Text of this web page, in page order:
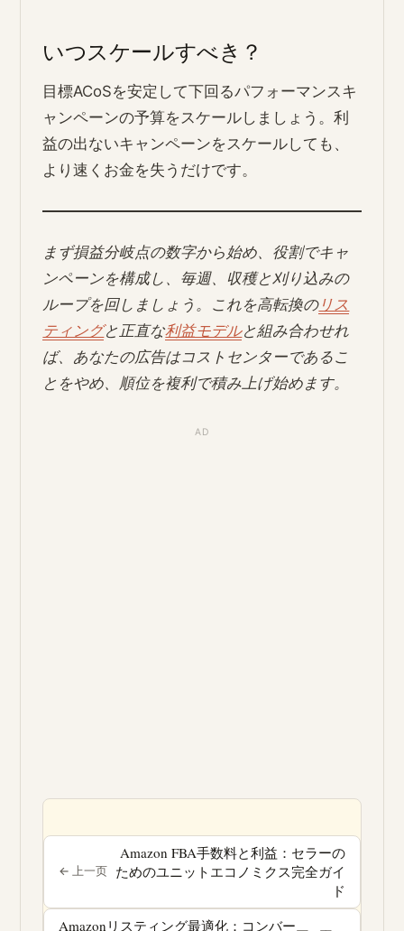
いつスケールすべき？
目標ACoSを安定して下回るパフォーマンスキ
ャンペーンの予算をスケールしましょう。利
益の出ないキャンペーンをスケールしても、
より速くお金を失うだけです。
まず損益分岐点の数字から始め、役割でキャ
ンペーンを構成し、毎週、収穫と刈り込みの
ループを回しましょう。これを高転換のリス
ティングと正直な利益モデルと組み合わせれ
ば、あなたの広告はコストセンターであるこ
とをやめ、順位を複利で積み上げ始めます。
Amazon FBA手数料と利益：セラーの
ためのユニットエコノミクス完全ガイ
ド
Amazonリスティング最適化：コンバー